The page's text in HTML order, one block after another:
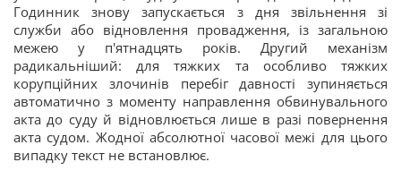
Годинник знову запускається з дня звільнення зі
служби або відновлення провадження, із загальною
межею у п'ятнадцять років. Другий механізм
радикальніший: для тяжких та особливо тяжких
корупційних злочинів перебіг давності зупиняється
автоматично з моменту направлення обвинувального
акта до суду й відновлюється лише в разі повернення
акта судом. Жодної абсолютної часової межі для цього
випадку текст не встановлює.